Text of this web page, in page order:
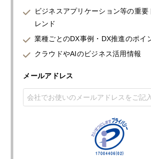
ビジネスアプリケーション等の重要
レンド
業種ごとのDX事例・DX推進のポイ
クラウドやAIのビジネス活用情報
メールアドレス